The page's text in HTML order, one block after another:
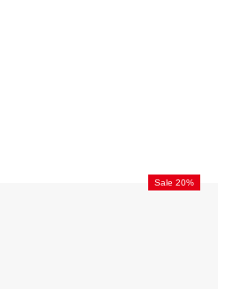
Sale 20%